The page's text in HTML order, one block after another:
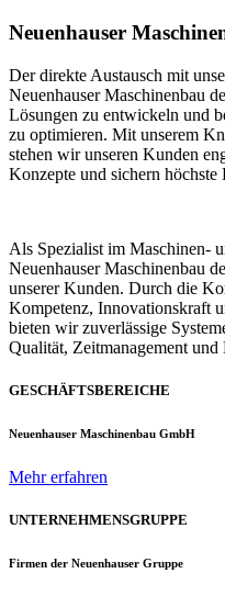
Neuenhauser
Der direkte Austausch mit
Neuenhauser Maschinenbau
Lösungen zu entwickeln und
zu optimieren. Mit unserem
stehen wir unseren Kunden
Konzepte und sichern
Als Spezialist im Maschinen-
Neuenhauser Maschinenbau
unserer Kunden. Durch die
Kompetenz, Innovationskraft
bieten wir zuverlässige
Qualität, Zeitmanagement
GESCHÄFTSBEREICHE
Neuenhauser Maschinenbau GmbH
Mehr erfahren
UNTERNEHMENSGRUPPE
Firmen der Neuenhauser Gruppe